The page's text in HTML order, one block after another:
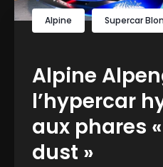
Alpine Supercar
Alpine
l’hypercar
aux phares
dust »